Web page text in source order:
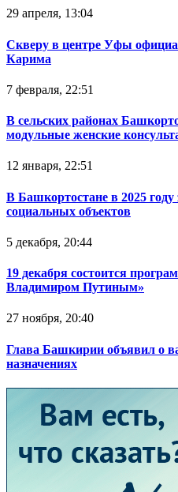
29 апреля, 13:04
Скверу в центре Уфы
Карима
7 февраля, 22:51
В сельских районах
модульные женские
12 января, 22:51
В Башкортостане в 2025
социальных объектов
5 декабря, 20:44
19 декабря состоится
Владимиром Путиным»
27 ноября, 20:40
Глава Башкирии объявил о
назначениях